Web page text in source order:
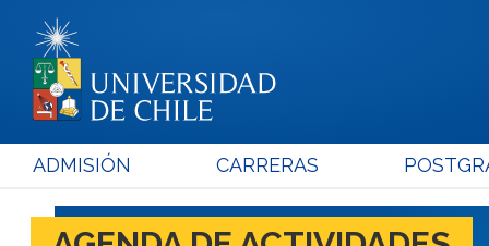
ADMISIÓN CARRERAS